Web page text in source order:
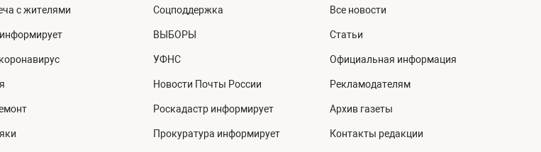
с жителями Соцподдержка
ВЫБОРЫ
УФНС
Новости Почты России
Роскадастр информирует
Прокуратура информирует
Все новости
Статьи
Официальная информация
Рекламодателям
Архив газеты
Контакты редакции